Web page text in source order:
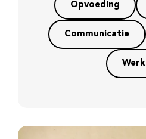
Opvoeding
Communicatie
Werk